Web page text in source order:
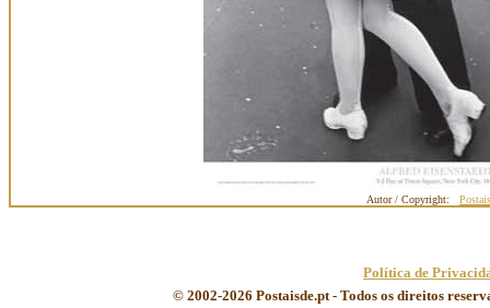
Autor / Copyright:
Política de
© 2002-2026 Postaisde.pt - Todos os direitos